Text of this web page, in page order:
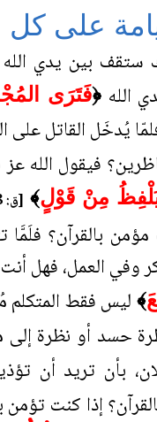
على كل
ستقف بين يدي
الله ﴿فَتَرَى
فلمّا يُدخَل
فيقول الله عز
مِنْ قَوْلٍ﴾ [ق: 18]
بالقرآن؟
وفي العمل، فهل
﴾ ليس فقط
حسد أو نظرة
بأن تريد أن
إذا كنت